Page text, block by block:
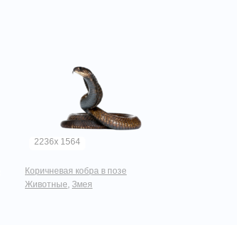
2236x 1564
Коричневая кобра в позе
Животные, Змея